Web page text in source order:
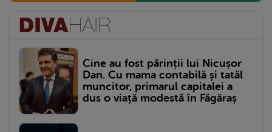
Cine au fost părinții lui Nicușor
Dan. Cu mama contabilă și tatăl
muncitor, primarul capitalei a
dus o viață modestă în Făgăraș